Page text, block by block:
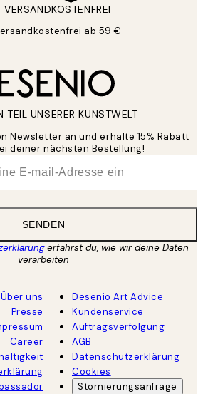
VERSANDKOSTENFREI
ab 59 €
TEIL UNSERER KUNSTWELT
Newsletter an und erhalte 15% Rabatt
deiner nächsten Bestellung!
SENDEN
erfährst du, wie wir deine Daten
verarbeiten
Über uns
Presse
Career
Desenio Art Advice
Kundenservice
Auftragsverfolgung
AGB
Datenschutzerklärung
Cookies
Stornierungsanfrage